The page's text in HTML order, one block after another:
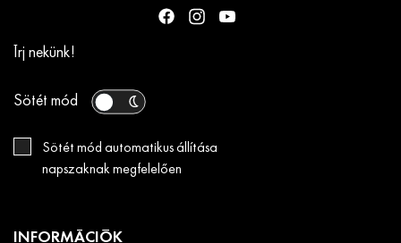
Írj nekünk!
Sötét mód
Sötét mód automatikus állítása
napszaknak megfelelően
INFORMÁCIÓK